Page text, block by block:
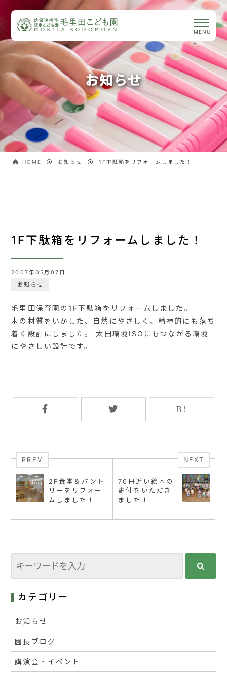
お知らせ
HOME お知らせ 1F下駄箱をリフォームしました！
1F下駄箱をリフォームしました！
2007年05月07日
お知らせ
毛里田保育園の1F下駄箱をリフォームしました。
木の材質をいかした、自然にやさしく、精神的にも落ち
着く設計にしました。 太田環境ISOにもつながる環境
にやさしい設計です。
PREV
2F食堂＆パント
リーをリフォー
ムしました！
NEXT
70冊近い絵本の
寄付をいただき
ました！
カテゴリー
お知らせ
園長ブログ
講演会・イベント